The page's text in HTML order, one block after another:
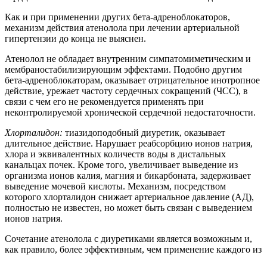
Как и при применении других бета-адреноблокаторов,
механизм действия атенолола при лечении артериальной
гипертензии до конца не выяснен.
Атенолол не обладает внутренним симпатомиметическим и
мембраностабилизирующим эффектами. Подобно другим
бета-адреноблокаторам, оказывает отрицательное инотропное
действие, урежает частоту сердечных сокращений (ЧСС), в
связи с чем его не рекомендуется применять при
неконтролируемой хронической сердечной недостаточности.
Хлорталидон: тиазидоподобный диуретик, оказывает
длительное действие. Нарушает реабсорбцию ионов натрия,
хлора и эквивалентных количеств воды в дистальных
канальцах почек. Кроме того, увеличивает выведение из
организма ионов калия, магния и бикарбоната, задерживает
выведение мочевой кислоты. Механизм, посредством
которого хлорталидон снижает артериальное давление (АД),
полностью не известен, но может быть связан с выведением
ионов натрия.
Сочетание атенолола с диуретиками является возможным и,
как правило, более эффективным, чем применение каждого из